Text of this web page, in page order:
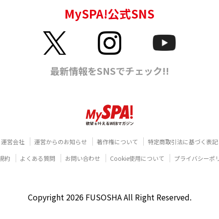
運営会社 運営からのお知らせ 著作権について
特定商取引法に基づく表記
約
よくある質問 お問い合わせ Cookie使用について プライバシーポ
Copyright 2026 FUSOSHA All Right Reserved.